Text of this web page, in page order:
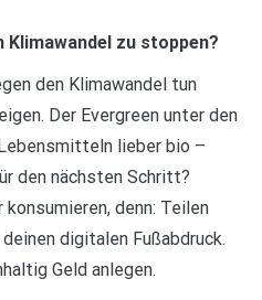
Klimawandel zu stoppen?
den Klimawandel tun
Der Evergreen unter den
lieber bio –
den nächsten Schritt?
denn: Teilen
digitalen Fußabdruck.
Geld anlegen.